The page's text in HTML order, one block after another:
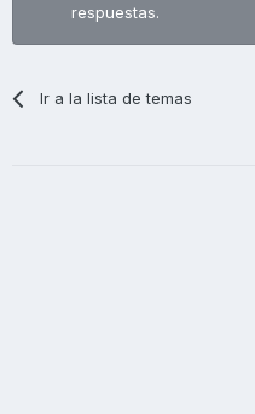
respuestas.
Ir a la lista de temas